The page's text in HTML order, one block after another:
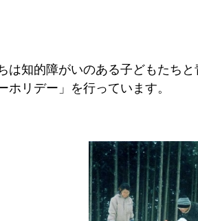
は知的障がいのある子どもたち
ホリデー」を行っています。